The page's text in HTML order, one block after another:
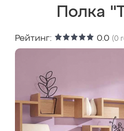
Полка
Рейтинг: 0.0 (0